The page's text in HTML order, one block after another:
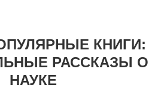
КНИГИ:
РАССКАЗЫ О
НАУКЕ